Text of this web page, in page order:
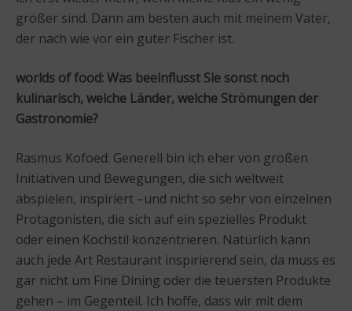
größer sind. Dann am besten auch mit meinem Vater,
der nach wie vor ein guter Fischer ist.
worlds of food:Was beeinflusst Sie sonst noch
kulinarisch, welche Länder, welche Strömungen der
Gastronomie?
Rasmus Kofoed: Generell bin ich eher von großen
Initiativen und Bewegungen, die sich weltweit
abspielen, inspiriert –und nicht so sehr von einzelnen
Protagonisten, die sich auf ein spezielles Produkt
oder einen Kochstil konzentrieren. Natürlich kann
auch jede Art Restaurant inspirierend sein, da muss es
gar nicht um Fine Dining oder die teuersten Produkte
gehen – im Gegenteil. Ich hoffe, dass wir mit dem